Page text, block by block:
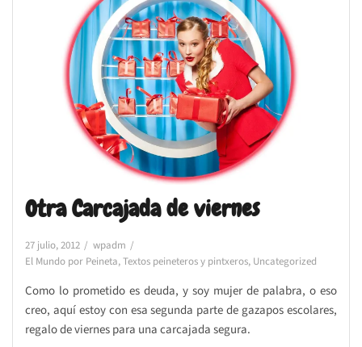
Otra Carcajada de viernes
27 julio, 2012
wpadm
El Mundo por Peineta,Textos peineteros y pintxeros, Uncategorized
Como lo prometido es deuda, y soy mujer de palabra, o eso
creo, aquí estoy con esa segunda parte de gazapos escolares,
regalo de viernes para una carcajada segura.